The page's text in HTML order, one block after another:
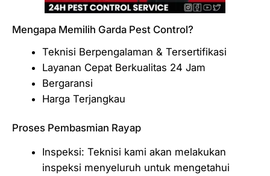
Mengapa Memilih Garda Pest Control?
Teknisi Berpengalaman & Tersertifikasi
Layanan Cepat Berkualitas 24 Jam
Bergaransi
Harga Terjangkau
Proses Pembasmian Rayap
Inspeksi: Teknisi kami akan melakukan
inspeksi menyeluruh untuk mengetahui